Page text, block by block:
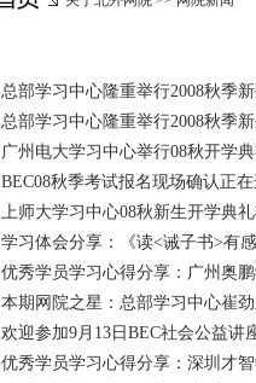
总部学习中心隆重举行2008秋季
总部学习中心隆重举行2008秋季
广州电大学习中心举行08秋开学
BEC08秋季考试报名现场确认正
上师大学习中心08秋新生开学典
学习体会分享：《读<诫子书>有
优秀学员学习心得分享：广州奥
本期网院之星：总部学习中心崔
欢迎参加9月13日BEC社会公益讲
优秀学员学习心得分享：深圳才